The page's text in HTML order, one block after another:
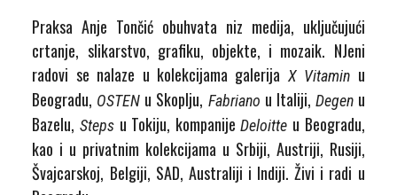
Praksa Anje Tončić obuhvata niz medija, uključujući
crtanje, slikarstvo, grafiku, objekte, i mozaik. NJeni
radovi se nalaze u kolekcijama galerija X Vitamin u
Beogradu, OSTEN u Skoplju, Fabriano u Italiji, Degenu
Bazelu,Steps u Tokiju, kompanijeDeloitte u Beogradu,
kao i u privatnim kolekcijama u Srbiji, Austriji, Rusiji,
Švajcarskoj, Belgiji, SAD, Australiji i Indiji. Živi i radi u